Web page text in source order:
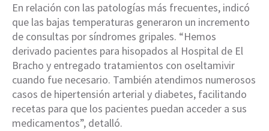
En relación con las patologías más frecuentes, indicó
que las bajas temperaturas generaron un incremento
de consultas por síndromes gripales. “Hemos
derivado pacientes para hisopados al Hospital de El
Bracho y entregado tratamientos con oseltamivir
cuando fue necesario. También atendimos numerosos
casos de hipertensión arterial y diabetes, facilitando
recetas para que los pacientes puedan acceder a sus
medicamentos”, detalló.